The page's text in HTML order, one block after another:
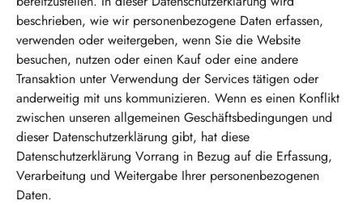
beschrieben, wie wir personenbezogene Daten erfassen,
verwenden oder weitergeben, wenn Sie die Website
besuchen, nutzen oder einen Kauf oder eine andere
Transaktion unter Verwendung der Services tätigen oder
anderweitig mit uns kommunizieren. Wenn es einen Konflikt
zwischen unseren allgemeinen Geschäftsbedingungen und
dieser Datenschutzerklärung gibt, hat diese
Datenschutzerklärung Vorrang in Bezug auf die Erfassung,
Verarbeitung und Weitergabe Ihrer personenbezogenen
Daten.